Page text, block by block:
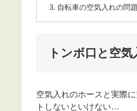
自転車の空気入れの問題
トンボ口と空
空気入れのホースと実際
トしないといけない…